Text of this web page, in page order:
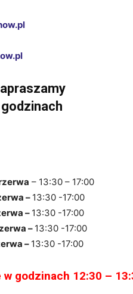
– 13:30 – 17:00
– 13:30 -17:00
– 13:30 -17:00
– 13:30 -17:00
– 13:30 -17:00
godzinach 12:30 –